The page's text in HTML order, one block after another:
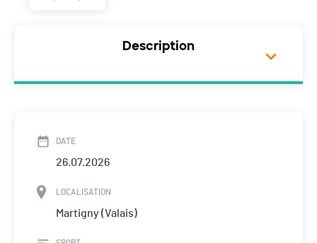
Description
DATE
26.07.2026
LOCALISATION
Martigny (Valais)